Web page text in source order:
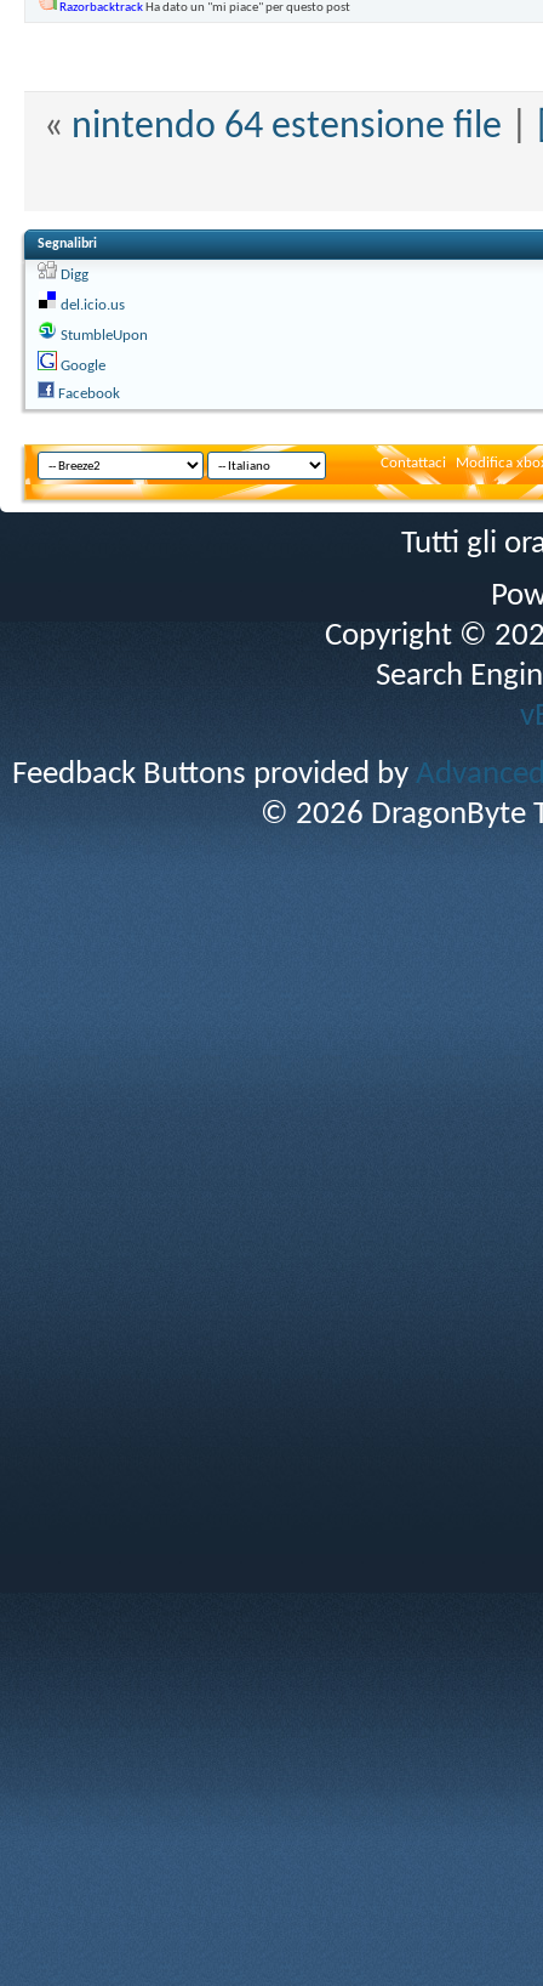
RazorbacktrackHa dato un "mi piace" per questo post
« nintendo 64 estensione file
Segnalibri
Digg
del.icio.us
StumbleUpon
Google
Facebook
Contattaci Modifica
Tutti gli
Copyright ©
Search
Feedback Buttons provided by
© 2026 DragonByte